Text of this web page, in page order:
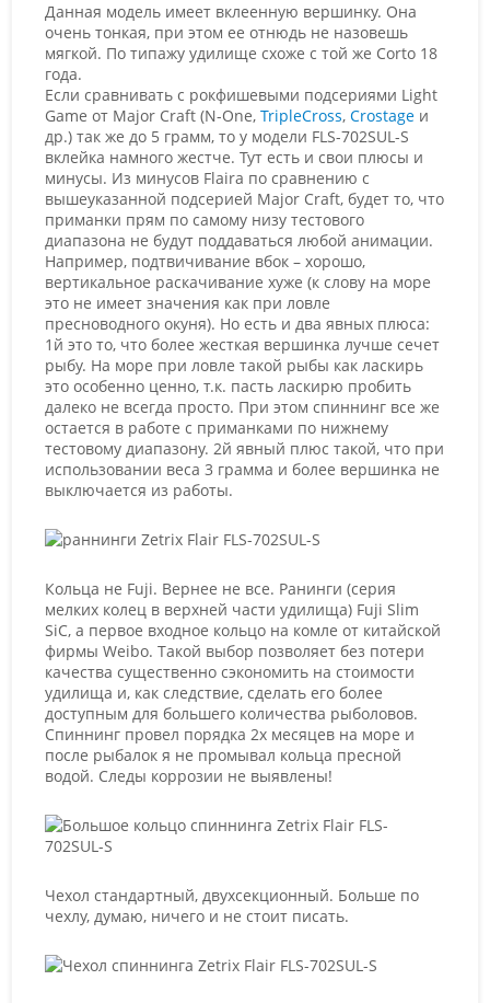
Данная модель имеет вклеенную вершинку. Она
очень тонкая, при этом ее отнюдь не назовешь
мягкой. По типажу удилище схоже с той же Corto 18
года.
Если сравнивать с рокфишевыми подсериями Light
Game от Major Craft (N-One, TripleCross, Crostage и
др.) так же до 5 грамм, то у модели FLS-702SUL-S
вклейка намного жестче. Тут есть и свои плюсы и
минусы. Из минусов Flairа по сравнению с
вышеуказанной подсерией Major Craft, будет то, что
приманки прям по самому низу тестового
диапазона не будут поддаваться любой анимации.
Например, подтвичивание вбок – хорошо,
вертикальное раскачивание хуже (к слову на море
это не имеет значения как при ловле
пресноводного окуня). Но есть и два явных плюса:
1й это то, что более жесткая вершинка лучше сечет
рыбу. На море при ловле такой рыбы как ласкирь
это особенно ценно, т.к. пасть ласкирю пробить
далеко не всегда просто. При этом спиннинг все же
остается в работе с приманками по нижнему
тестовому диапазону. 2й явный плюс такой, что при
использовании веса 3 грамма и более вершинка не
выключается из работы.
Кольца не Fuji. Вернее не все. Ранинги (серия
мелких колец в верхней части удилища) Fuji Slim
SiC, а первое входное кольцо на комле от китайской
фирмы Weibo. Такой выбор позволяет без потери
качества существенно сэкономить на стоимости
удилища и, как следствие, сделать его более
доступным для большего количества рыболовов.
Спиннинг провел порядка 2х месяцев на море и
после рыбалок я не промывал кольца пресной
водой. Следы коррозии не выявлены!
Чехол стандартный, двухсекционный. Больше по
чехлу, думаю, ничего и не стоит писать.